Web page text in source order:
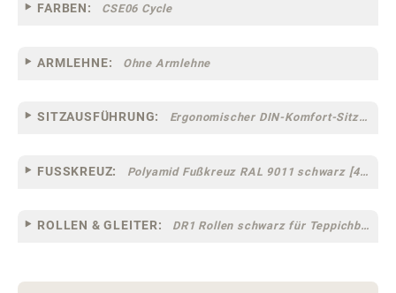
FARBEN: CSE06 Cycle
ARMLEHNE: Ohne Armlehne
SITZAUSFÜHRUNG: Ergonomischer DIN-Komfort-Sitz [75]
FUSSKREUZ: Polyamid Fußkreuz RAL 9011 schwarz [44]
ROLLEN & GLEITER: DR1 Rollen schwarz für Teppichböden [10]